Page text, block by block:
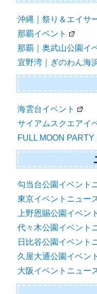
沖縄｜祭り＆エイサ
那覇イベント
那覇｜奥武山公園イ
宜野湾｜ぎのわん海
海雲台イベント
サイアムスクエアイ
FULL MOON PARTY
勾当台公園イベント
東京イベントニュー
上野恩賜公園イベン
代々木公園イベント
日比谷公園イベント
久屋大通公園イベン
大阪イベントニュー